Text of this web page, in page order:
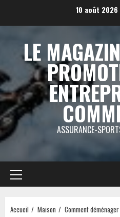
10 août 2026
LE
ASSURANCE-
Menu
principal
Accueil Maison Comment